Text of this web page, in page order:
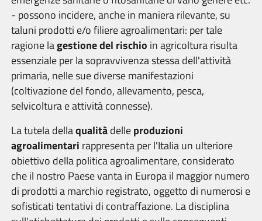
- possono incidere, anche in maniera rilevante, su
taluni prodotti e/o filiere agroalimentari: per tale
ragione lagestione del rischio in agricoltura risulta
essenziale per la sopravvivenza stessa dell'attività
primaria, nelle sue diverse manifestazioni
(coltivazione del fondo, allevamento, pesca,
selvicoltura e attività connesse).
La tutela dellaqualitàdelleproduzioni
agroalimentari rappresenta per l'Italia un ulteriore
obiettivo della politica agroalimentare, considerato
che il nostro Paese vanta in Europa il maggior numero
di prodotti a marchio registrato, oggetto di numerosi e
sofisticati tentativi di contraffazione. La disciplina